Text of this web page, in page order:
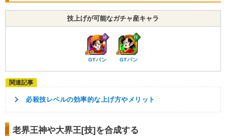
技上げが可能なガチャ産キャラ
GTパン GTパン
必殺技レベルの効率的な上げ方やメリット
老界王神や大界王[技]を合成する